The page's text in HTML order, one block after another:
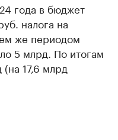
года в бюджет
налога на
же периодом
5 млрд. По итогам
17,6 млрд